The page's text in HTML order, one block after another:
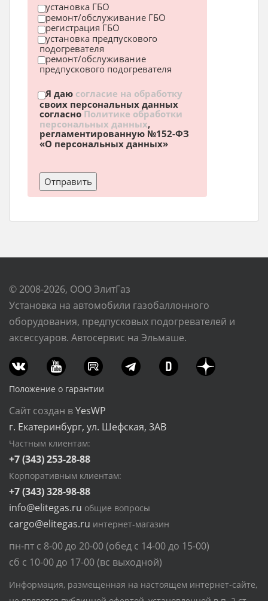
установка ГБО
ремонт/обслуживание ГБО
регистрация ГБО
установка предпускового
подогревателя
ремонт/обслуживание
предпускового подогревателя
Я даю согласие на обработку
своих персональных данных
согласноПолитике обработки
персональных данных,
регламентированную №152-ФЗ
«О персональных данных»
© 2008-2026, ООО ЭлитГаз
Установка на автомобили газобаллонного
оборудования, предпусковых подогревателей и
аксессуаров. Автосервис на Эльмаше.
Положение о гарантии
Сайт создан вYesWP
г. Екатеринбург, ул. Шефская, 3АВ
Частным клиентам:
+7 (343) 253-28-88
Корпоративным клиентам:
+7 (343) 328-98-88
info@elitegas.ru общие вопросы
cargo@elitegas.ru интернет-магазин
пн-пт с 8-00 до 20-00 (обед с 14-00 до 15-00)
сб с 10-00 до 17-00 (вс выходной)
Информация, размещенная на настоящем интернет-сайте,